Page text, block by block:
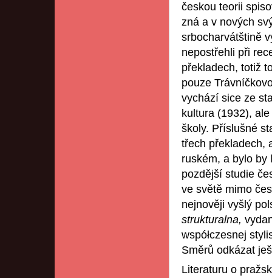
českou teorii
zná a v nových
srbocharvátštině
nepostřehli při
překladech, totiž
pouze
vychází sice ze
kultura (1932),
školy. Příslušné
třech překladech,
ruském, a bylo by
pozdější studie
ve světě mimo
nejnověji vyšlý
strukturalna,
współczesnej
Směrů odkázat
Literaturu o